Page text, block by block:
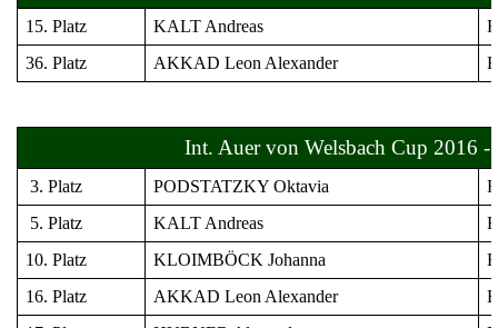
15. Platz KALT Andreas
36. Platz
AKKAD Leon Alexander
Int. Auer von Welsbach Cup 2016 -
3. Platz PODSTATZKY Oktavia
5. Platz
KALT Andreas
10. Platz
KLOIMBÖCK Johanna
16. Platz
AKKAD Leon Alexander